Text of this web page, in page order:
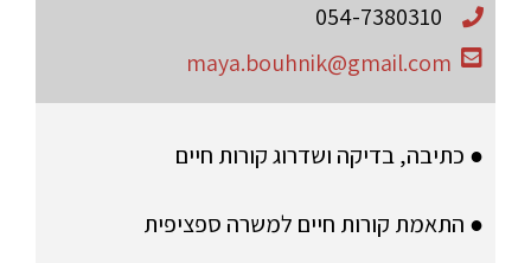
054-7380310
maya.bouhnik@gmail.com
● כתיבה, בדיקה ושדרוג קורות חיים
● התאמת קורות חיים למשרה ספציפית